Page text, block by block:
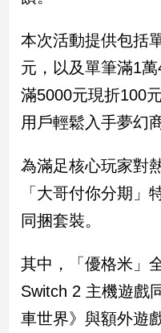
築/
內
設
計
旅
美
座/
理
費
健
本次活動提供包括
元，以及單筆滿1
滿5000元現折100
用戶輕鬆入手夢幻
為滿足核心玩家對
「大哥付你分期」
同捆套裝。
其中，「優格米」
Switch 2 主機遊戲
車世界》與額外遊